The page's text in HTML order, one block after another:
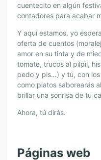
cuentecito en algún
contadores para acabar
Y aquí estamos, yo
oferta de cuentos
amor en su tinta y de
tomate, trucos al pilpil,
pedo y pis…) y tú, con
como platos saborearás
brillar una sonrisa de tu
Ahora, tú dirás.
Páginas web